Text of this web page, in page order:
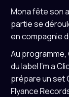
Mona fête son
partie se
en compagnie
Au
du label I’m a
prépare un set
Flyance